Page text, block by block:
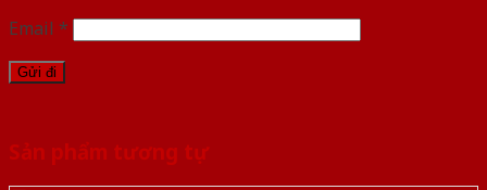
Email *
Sản phẩm tương tự